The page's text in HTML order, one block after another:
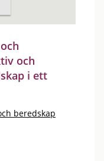
och
i ett
beredskap